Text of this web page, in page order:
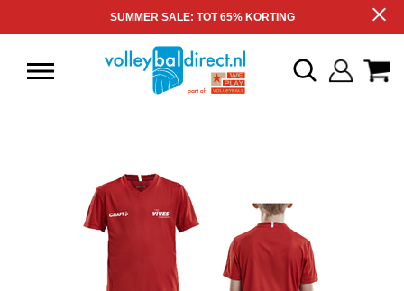
SUMMER SALE: TOT 65% KORTING